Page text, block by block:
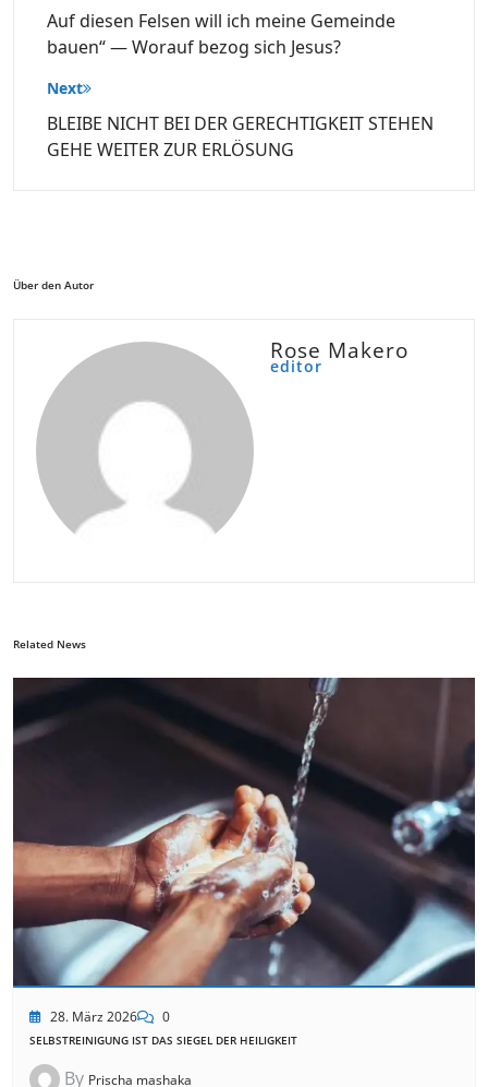
Auf diesen Felsen will ich meine Gemeinde
bauen“ — Worauf bezog sich Jesus?
Next
BLEIBE NICHT BEI DER GERECHTIGKEIT STEHEN
GEHE WEITER ZUR ERLÖSUNG
Über den Autor
Rose Makero
editor
Related News
28. März 2026 0
SELBSTREINIGUNG IST DAS SIEGEL DER HEILIGKEIT
By Prischa mashaka